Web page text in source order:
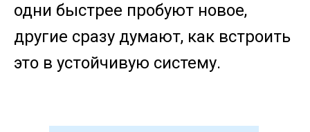
одни быстрее пробуют новое,
другие сразу думают, как встроить
это в устойчивую систему.